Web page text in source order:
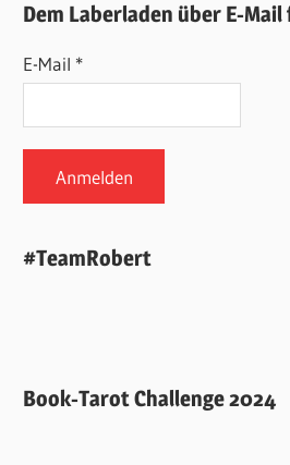
Dem Laberladen über E-
E-Mail *
#TeamRobert
Book-Tarot Challenge 2024